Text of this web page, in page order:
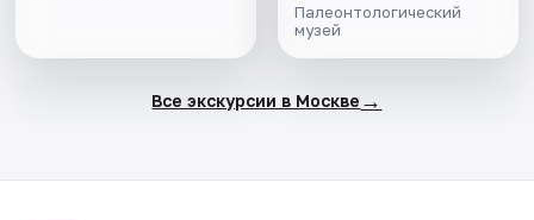
Палеонтологический
музей
Все экскурсии в Москве →